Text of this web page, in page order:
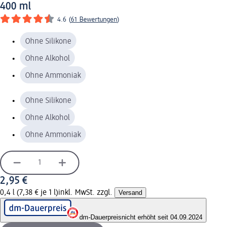
400 ml
4.6 (61 Bewertungen)
Ohne Silikone
Ohne Alkohol
Ohne Ammoniak
Ohne Silikone
Ohne Alkohol
Ohne Ammoniak
2,95 €
0,4 l (7,38 € je 1 l)inkl. MwSt. zzgl. Versand
dm-Dauerpreisnicht erhöht seit 04.09.2024